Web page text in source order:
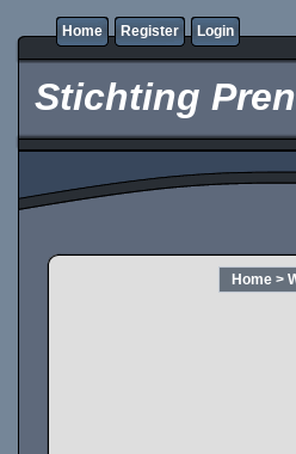
Home Register Login
Stichting
Home >